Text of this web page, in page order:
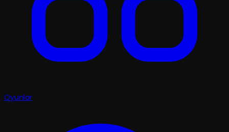
Oyunlar